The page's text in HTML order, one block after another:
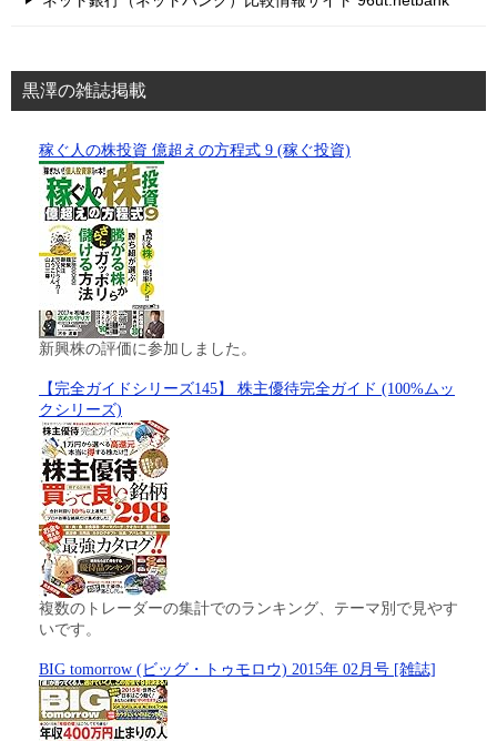
黒澤の雑誌掲載
稼ぐ人の株投資 億超えの方程式 9 (稼ぐ投資)
新興株の評価に参加しました。
【完全ガイドシリーズ145】 株主優待完全ガイド (100%ムッ
クシリーズ)
複数のトレーダーの集計でのランキング、テーマ別で見やす
いです。
BIG tomorrow (ビッグ・トゥモロウ) 2015年 02月号 [雑誌]